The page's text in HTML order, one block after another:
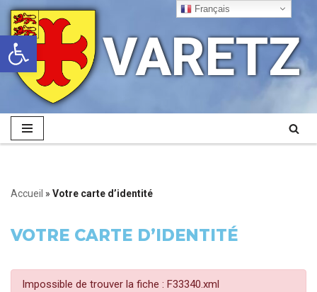
Ouvrir la barre d’outils
Aller
au
contenu
VARETZ
Accueil » Votre carte d’identité
VOTRE CARTE D’IDENTITÉ
Impossible de trouver la fiche : F33340.xml
Français